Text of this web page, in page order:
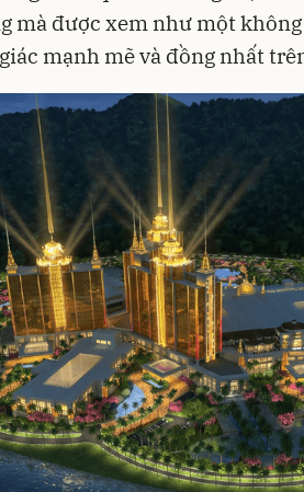
mà được xem như một
mạnh mẽ và đồng nhất